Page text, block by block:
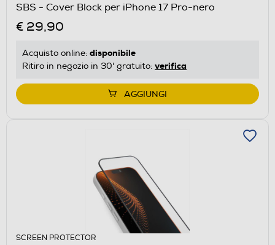
SBS - Cover Block per iPhone 17 Pro-nero
€ 29,90
Acquisto online: disponibile
Ritiro in negozio in 30' gratuito: verifica
AGGIUNGI
SCREEN PROTECTOR